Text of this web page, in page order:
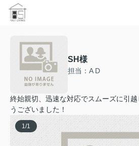
SH様
担当：A D
終始親切、迅速な対応でスムーズに引
うございました！
1/1